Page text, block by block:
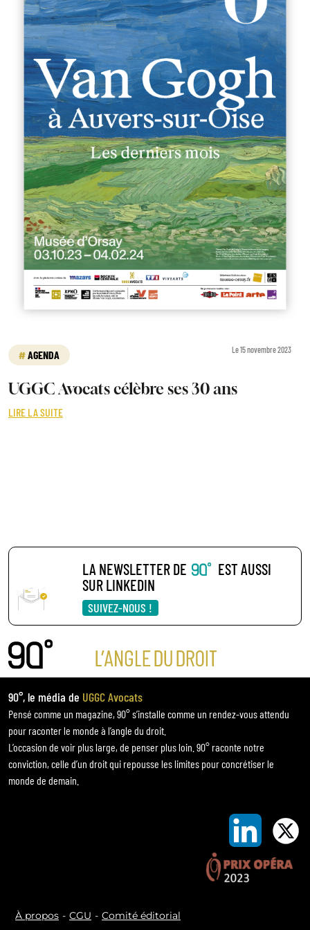
AGENDA Le 15 novembre 2023
UGGC Avocats célèbre ses 30 ans
LIRE LA SUITE
LA NEWSLETTER DE
EST AUSSI
SUR LINKEDIN
SUIVEZ-NOUS !
90°, le média de UGGC Avocats
Pensé comme un magazine, 90° s’installe comme un rendez-vous attendu
pour raconter le monde à l’angle du droit.
L’occasion de voir plus large, de penser plus loin. 90° raconte notre
conviction, celle d’un droit qui repousse les limites pour concrétiser le
monde de demain.
À propos CGU Comité éditorial